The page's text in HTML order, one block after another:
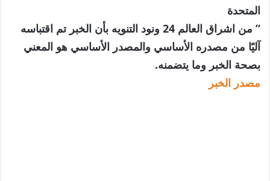
المتحدة
” من اشراق العالم 24 ونود التنويه بأن الخبر تم اقتباسه
آليًا من مصدره الأساسي والمصدر الأساسي هو المعني
بصحة الخبر وما يتضمنه.
مصدر الخبر